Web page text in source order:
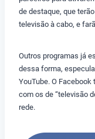
de destaque, que
televisão à cabo, e
Outros programas já
dessa forma,
YouTube. O
com os de “televisão
rede.